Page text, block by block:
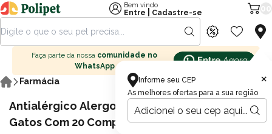
Informe seu CEP
As melhores ofertas para a sua região
×
Bem vindo
Entre
Cadastre-se
Faça parte da nossa comunidade no
WhatsApp
Farmácia
Antialérgico Alergovet C 0,7mg para Cães e
Gatos Com 20 Comprimidos